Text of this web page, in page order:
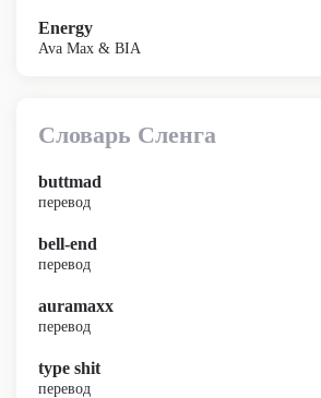
Energy
Ava Max & BIA
Словарь Сленга
buttmad
перевод
bell-end
перевод
auramaxx
перевод
type shit
перевод